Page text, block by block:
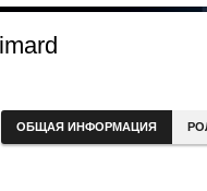
ОБЩАЯ ИНФОРМАЦИЯ